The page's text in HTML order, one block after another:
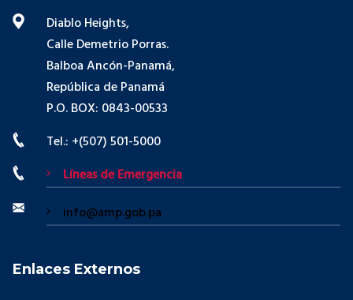
Diablo Heights,
Calle Demetrio Porras.
Balboa Ancón-Panamá,
República de Panamá
P.O. BOX: 0843-00533
Tel.: +(507) 501-5000
Líneas de Emergencia
info@amp.gob.pa
Enlaces Externos